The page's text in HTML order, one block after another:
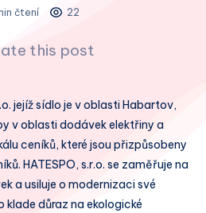
čtení
22
this post
jejíž sídlo je v oblasti Habartov,
v oblasti dodávek elektřiny a
ceníků, které jsou přizpůsobeny
HATESPO, s.r.o. se zaměřuje na
a usiluje o modernizaci své
důraz na ekologické